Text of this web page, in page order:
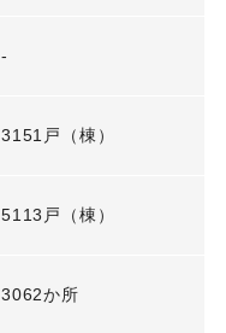
-
3151戸（棟）
5113戸（棟）
3062か所